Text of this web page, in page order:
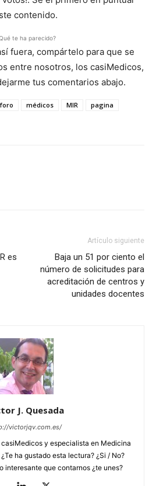
contenido.
te ha parecido?
fuera, compártelo para que se
entre nosotros, los casiMedicos,
tus comentarios abajo.
foro médicos MIR
pagina
es
Artículo siguiente
Baja un 51 por ciento el
número de solicitudes para
acreditación de centros y
unidades docentes
J. Quesada
victorjqv.com.es/
y especialista en Medicina
ha gustado esta lectura? ¿Si / No?
interesante que contarnos ¿te unes?